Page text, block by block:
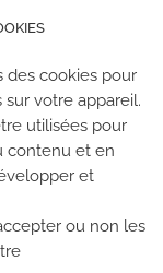
partout en
des cookies pour
votre appareil.
utilisées pour
contenu et en
et
ou non les